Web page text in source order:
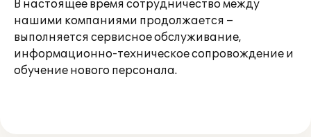
В настоящее время сотрудничество между
нашими компаниями продолжается –
выполняется сервисное обслуживание,
информационно-техническое сопровождение и
обучение нового персонала.